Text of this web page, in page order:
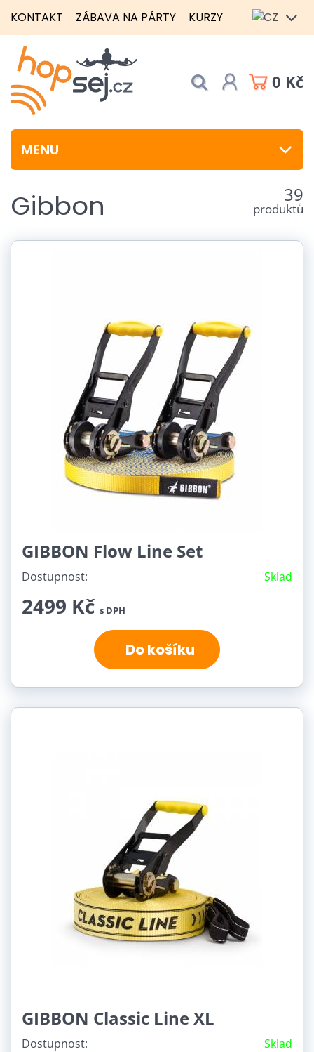
KONTAKT ZÁBAVA NA PÁRTY KURZY
0 Kč
MENU
Gibbon 39
produktů
GIBBON Flow Line Set
Dostupnost: Sklad
2499 Kč s DPH
Do košíku
GIBBON Classic Line XL
Dostupnost: Sklad